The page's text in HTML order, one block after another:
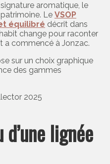
aromatique, le
Le VSOP
équilibré décrit dans
change pour raconter
a commencé à Jonzac.
sur un choix graphique
des gammes
lignée